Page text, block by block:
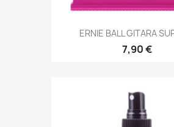
ERNIE BALL GITARA
7,90 €